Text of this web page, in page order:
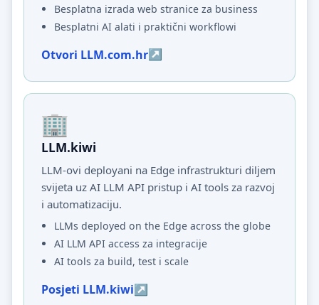
Besplatna izrada web stranice za business
Besplatni AI alati i praktični workflowi
Otvori LLM.com.hr
LLM.kiwi
LLM-ovi deployani na Edge infrastrukturi diljem
svijeta uz AI LLM API pristup i AI tools za razvoj
i automatizaciju.
LLMs deployed on the Edge across the globe
AI LLM API access za integracije
AI tools za build, test i scale
Posjeti LLM.kiwi